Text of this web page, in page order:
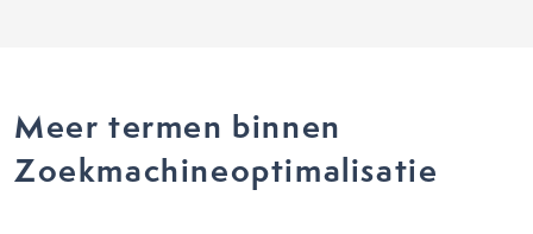
Meer termen binnen
Zoekmachineoptimalisatie